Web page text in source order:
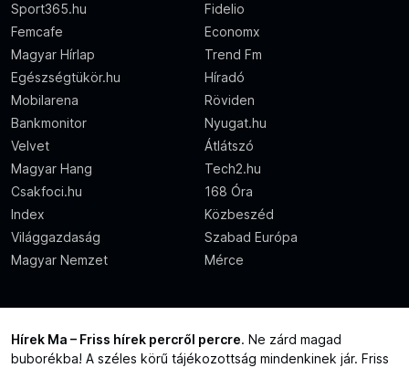
Sport365.hu
Fidelio
Femcafe
Economx
Magyar Hírlap
Trend Fm
Egészségtükör.hu
Híradó
Mobilarena
Röviden
Bankmonitor
Nyugat.hu
Velvet
Átlátszó
Magyar Hang
Tech2.hu
Csakfoci.hu
168 Óra
Index
Közbeszéd
Világgazdaság
Szabad Európa
Magyar Nemzet
Mérce
Hírek Ma – Friss hírek percről percre. Ne zárd magad
buborékba! A széles körű tájékozottság mindenkinek jár. Friss